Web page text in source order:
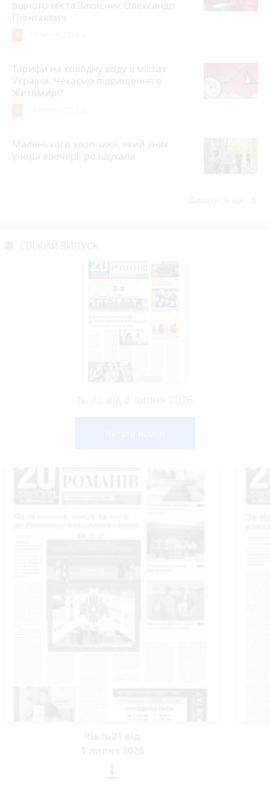
рідного міста Захисник Олександр
Піонткевич
Тарифи на холодну воду в містах
України. Чекаємо підвищення в
Житомирі?
Маленького хлопчика, який зник
учора ввечері, розшукали